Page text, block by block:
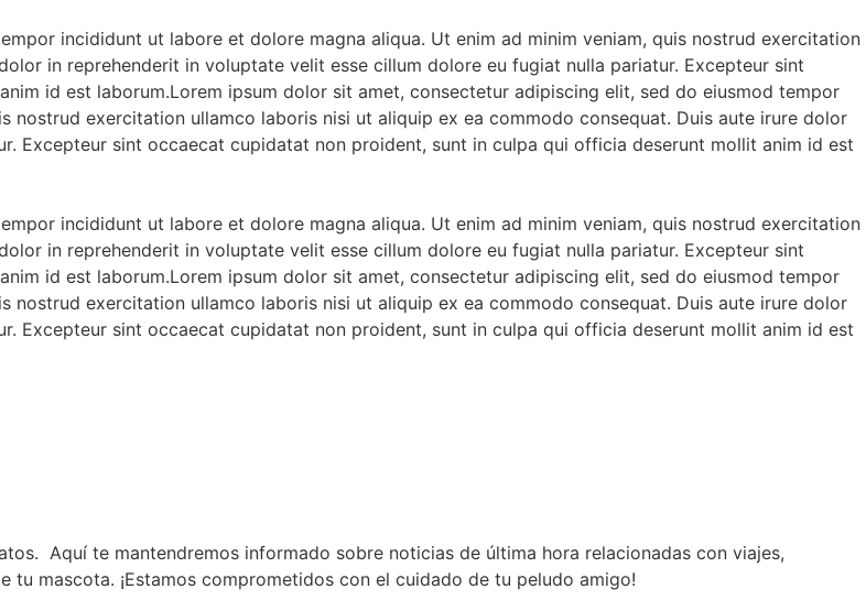
incididunt ut labore et dolore magna aliqua. Ut enim ad minim veniam, quis nostrud exercitation
in reprehenderit in voluptate velit esse cillum dolore eu fugiat nulla pariatur. Excepteur sint
id est laborum.Lorem ipsum dolor sit amet, consectetur adipiscing elit, sed do eiusmod tempor
nostrud exercitation ullamco laboris nisi ut aliquip ex ea commodo consequat. Duis aute irure dolor
Excepteur sint occaecat cupidatat non proident, sunt in culpa qui officia deserunt mollit anim id est
incididunt ut labore et dolore magna aliqua. Ut enim ad minim veniam, quis nostrud exercitation
in reprehenderit in voluptate velit esse cillum dolore eu fugiat nulla pariatur. Excepteur sint
id est laborum.Lorem ipsum dolor sit amet, consectetur adipiscing elit, sed do eiusmod tempor
nostrud exercitation ullamco laboris nisi ut aliquip ex ea commodo consequat. Duis aute irure dolor
Excepteur sint occaecat cupidatat non proident, sunt in culpa qui officia deserunt mollit anim id est
Aquí te mantendremos informado sobre noticias de última hora relacionadas con viajes,
mascota. ¡Estamos comprometidos con el cuidado de tu peludo amigo!